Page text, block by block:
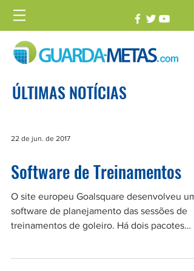
ÚLTIMAS NOTÍCIAS
22 de jun. de 2017
Software de Treinamentos
O site europeu Goalsquare desenvolveu um
software de planejamento das sessões de
treinamentos de goleiro. Há dois pacotes